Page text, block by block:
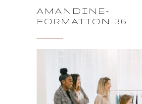
AMANDINE-
FORMATION-36